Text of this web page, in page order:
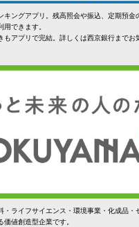
キングアプリ。残高照会や振込、定期預金
用できます。
もアプリで完結。詳しくは西京銀行までお
・ライフサイエンス・環境事業・化成品・
価値創造型企業です。